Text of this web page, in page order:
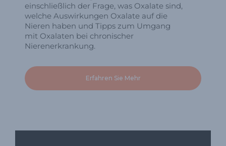
einschließlich der Frage, was Oxalate sind,
welche Auswirkungen Oxalate auf die
Nieren haben und Tipps zum Umgang
mit Oxalaten bei chronischer
Nierenerkrankung.
Erfahren Sie Mehr